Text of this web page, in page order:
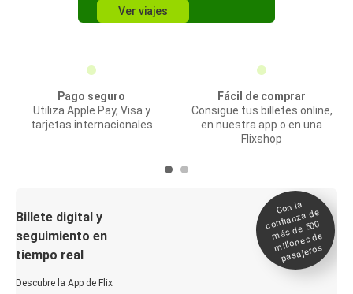
Ver viajes
Pago seguro
Utiliza Apple Pay, Visa y
tarjetas internacionales
Fácil de comprar
Consigue tus billetes online,
en nuestra app o en una
Flixshop
Billete digital y
seguimiento en
tiempo real
Descubre la App de Flix
Con la
confianza de
más de 500
millones de
pasajeros